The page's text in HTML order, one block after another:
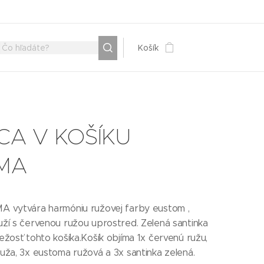
Košík
V KOŠÍKU
vytvára harmóniu ružovej farby eustom ,
s červenou ružou uprostred. Zelená santinka
tohto košíka.Košík objíma 1x červenú ružu,
3x eustoma ružová a 3x santinka zelená.